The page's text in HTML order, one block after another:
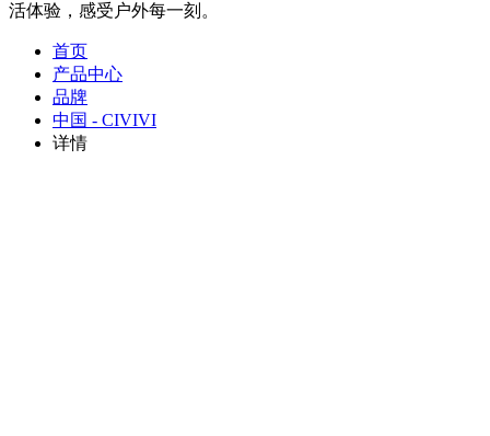
活体验，感受户外每一刻。
首页
产品中心
品牌
中国 - CIVIVI
详情